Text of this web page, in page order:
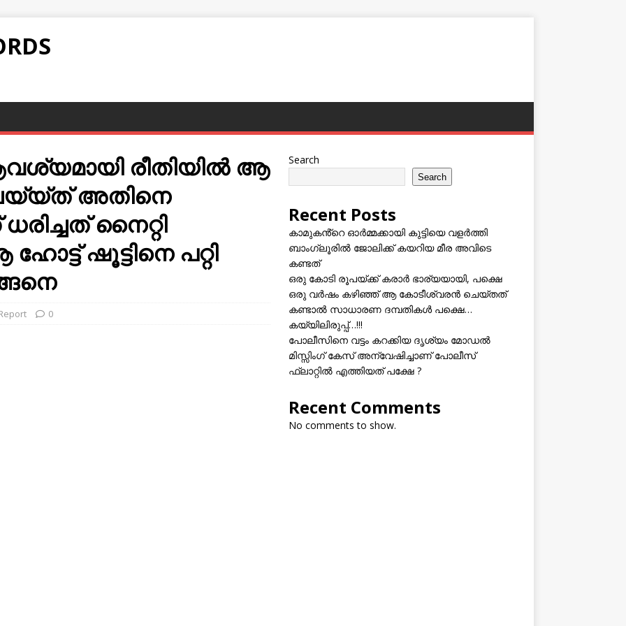
രീതിയില്‍ ആ
അതിനെ
നൈറ്റി
ഷൂട്ടിനെ പറ്റി
0
Search
Search
Recent Posts
കാമുകൻ്റെ ഓർമ്മക്കായി കുട്ടിയെ വളർത്തി
ബാംഗ്ലൂരിൽ ജോലിക്ക് കയറിയ മീര അവിടെ
കണ്ടത്
ഒരു കോടി രൂപയ്ക്ക് കരാർ ഭാര്യയായി, പക്ഷെ
ഒരു വർഷം കഴിഞ്ഞ് ആ കോടീശ്വരൻ ചെയ്തത്
കണ്ടാൽ സാധാരണ ദമ്പതികൾ പക്ഷെ…
കയ്യിലിരുപ്പ്…!!!
പോലീസിനെ വട്ടം കറക്കിയ ദൃശ്യം മോഡല്‍
മിസ്സിംഗ് കേസ് അന്വേഷിച്ചാണ് പോലീസ്
ഫ്ലാറ്റിൽ എത്തിയത് പക്ഷേ ?
Recent Comments
No comments to show.